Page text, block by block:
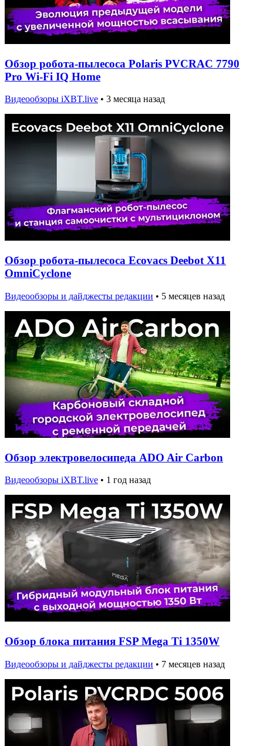
Обзор робота-пылесоса Polaris PVCRAC 7790
Pro Wi-Fi IQ Home
Видеообзоры iXBT.live • 3 месяца назад
Обзор робота-пылесоса Ecovacs Deebot X11
OmniCyclone
Видеообзоры и дайджесты редакции • 5 месяцев назад
Обзор электровелосипеда ADO Air Carbon
Видеообзоры iXBT.live • 1 год назад
Обзор блока питания FSP Mega Ti 1350W
Видеообзоры и дайджесты редакции • 7 месяцев назад